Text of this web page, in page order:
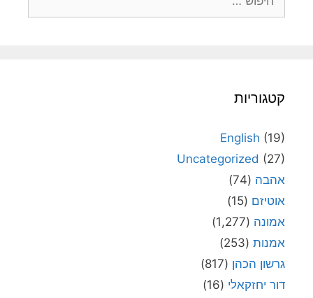
קטגוריות
English (19)
Uncategorized (27)
אהבה (74)
אוטיזם (15)
אמונה (1,277)
אמנות (253)
גרשון הכהן (817)
דור יחזקאלי (16)